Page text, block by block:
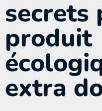
secrets
produit
extra